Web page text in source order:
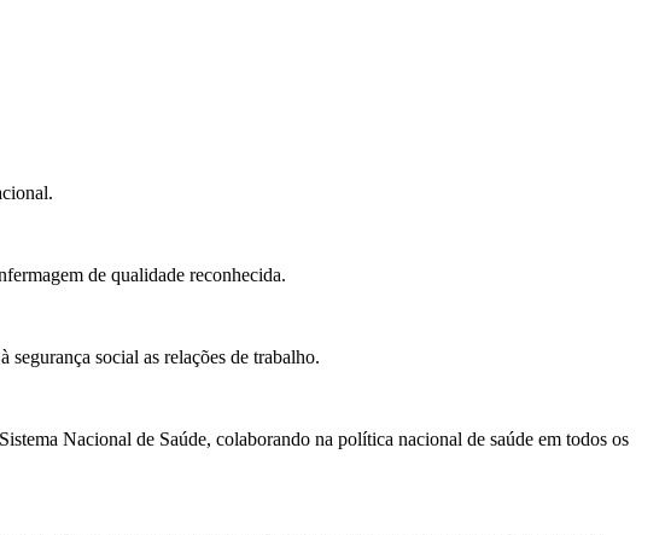
de qualidade reconhecida.
social as relações de trabalho.
Nacional de Saúde, colaborando na política nacional de saúde em todos os